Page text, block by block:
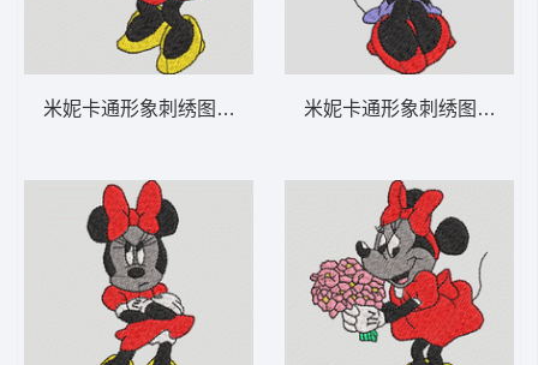
米妮卡通形象刺绣图案 米妮 20-DST格式米妮卡通形象刺绣图案 米